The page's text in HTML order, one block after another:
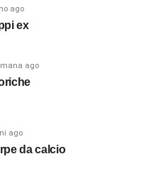
ago
ex
ago
ago
da calcio